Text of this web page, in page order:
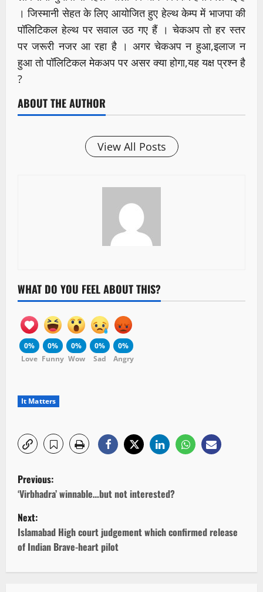
। जिस्मानी सेहत के लिए आयोजित हुए हेल्थ केम्प में भाजपा की
पॉलिटिकल हेल्थ पर सवाल उठ गए हैं । चेकअप तो हर स्तर
पर जरूरी नजर आ रहा है । अगर चेकअप न हुआ,इलाज न
हुआ तो पॉलिटिकल मेकअप पर असर क्या होगा,यह यक्ष प्रश्न है
?
ABOUT THE AUTHOR
View All Posts
WHAT DO YOU FEEL ABOUT THIS?
0%
Love
0%
Funny
0%
Wow
0%
Sad
0%
Angry
It Matters
P
o
s
t
n
Previous:
‘Virbhadra’ winnable…but not interested?
Next:
Islamabad High court judgement which confirmed release
of Indian Brave-heart pilot